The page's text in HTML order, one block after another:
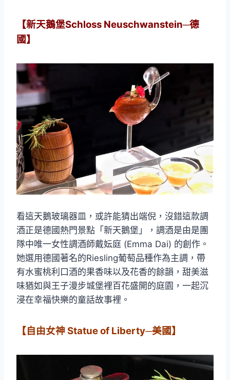
【新天鵝堡Schloss Neuschwanstein─德
國】
看這天鵝玻璃器皿，或許能猜出端倪，沒錯這款調
酒正是德國熱門景點「新天鵝堡」，調酒是由是團
隊中唯一女性調酒師戴妘庭 (Emma Dai) 的創作。
她選用德國著名的Riesling葡萄品種作為主調，帶
有水蜜桃利口酒的果香味以及花香的餘韻，甜美滋
味猶如與王子漫步城堡裡百花盛開的庭園，一起沉
浸在幸福快樂的童話故事裡。
【自由女神 Statue of Liberty─美國】